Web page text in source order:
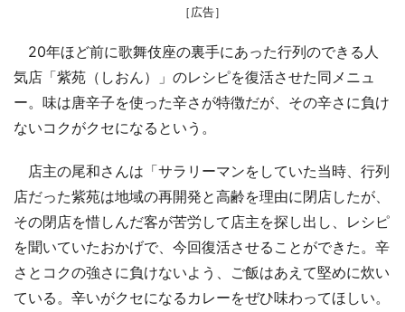
［広告］
20年ほど前に歌舞伎座の裏手にあった行列のできる人
気店「紫苑（しおん）」のレシピを復活させた同メニュ
ー。味は唐辛子を使った辛さが特徴だが、その辛さに負け
ないコクがクセになるという。
店主の尾和さんは「サラリーマンをしていた当時、行列
店だった紫苑は地域の再開発と高齢を理由に閉店したが、
その閉店を惜しんだ客が苦労して店主を探し出し、レシピ
を聞いていたおかげで、今回復活させることができた。辛
さとコクの強さに負けないよう、ご飯はあえて堅めに炊い
ている。辛いがクセになるカレーをぜひ味わってほしい。